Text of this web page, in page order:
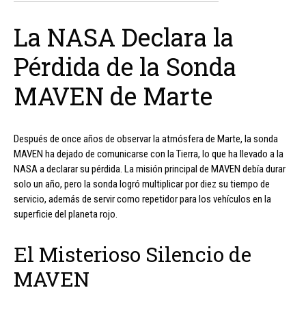
La NASA Declara la
Pérdida de la Sonda
MAVEN de Marte
Después de once años de observar la atmósfera de Marte, la sonda
MAVEN ha dejado de comunicarse con la Tierra, lo que ha llevado a la
NASA a declarar su pérdida. La misión principal de MAVEN debía durar
solo un año, pero la sonda logró multiplicar por diez su tiempo de
servicio, además de servir como repetidor para los vehículos en la
superficie del planeta rojo.
El Misterioso Silencio de
MAVEN